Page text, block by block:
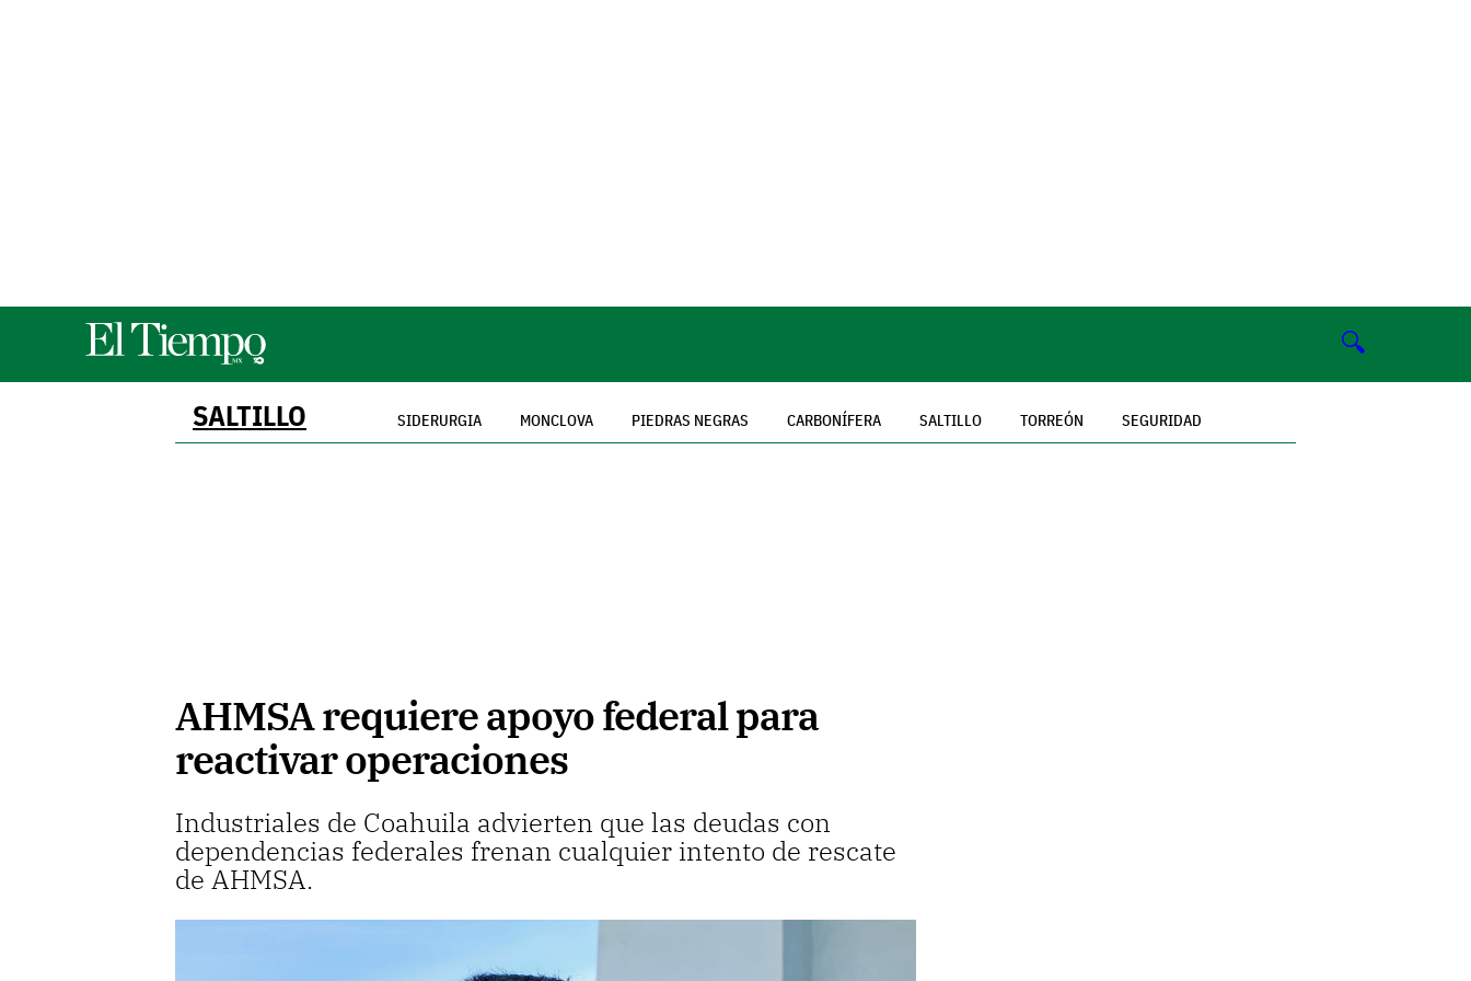
🔍
SALTILLO SIDERURGIA MONCLOVA PIEDRAS NEGRAS CARBONÍFERA SALTILLO TORREÓN SEGURIDAD
AHMSA requiere apoyo federal para
reactivar operaciones
Industriales de Coahuila advierten que las deudas con
dependencias federales frenan cualquier intento de rescate
de AHMSA.